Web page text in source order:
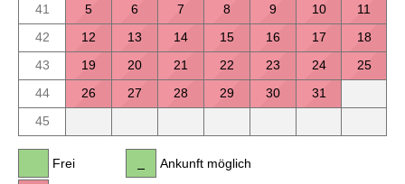
41
5 6 7 8 9 10
11
42
12 13 14 15 16 17
18
43
19 20 21 22 23 24
25
44
26 27 28 29 30
31
45
Frei Ankunft möglich